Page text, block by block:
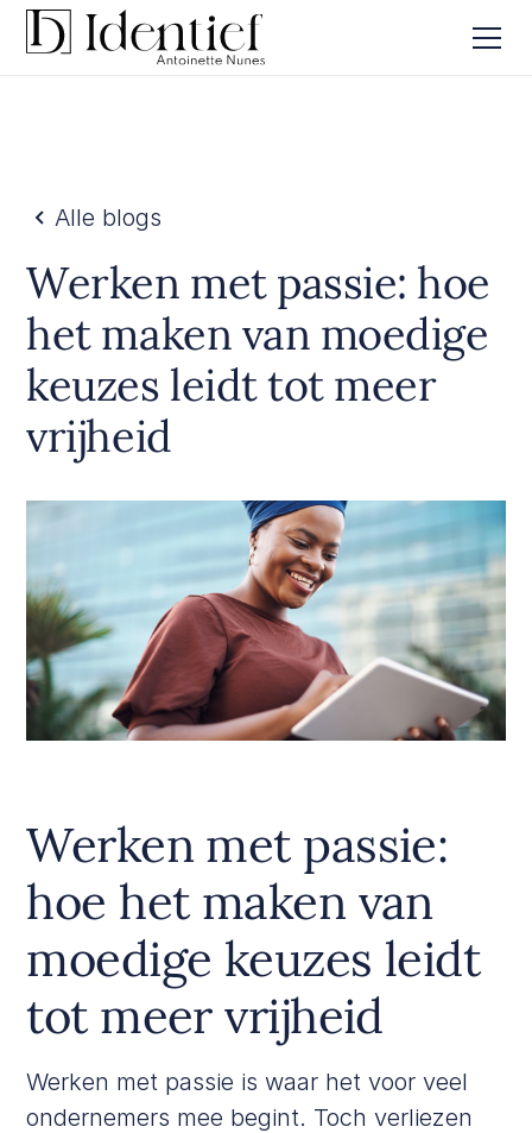
Alle blogs
Werken met passie: hoe
het maken van moedige
keuzes leidt tot meer
vrijheid
Werken met passie:
hoe het maken van
moedige keuzes leidt
tot meer vrijheid
Werken met passie is waar het voor veel
ondernemers mee begint. Toch verliezen